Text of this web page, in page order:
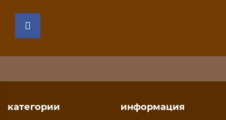
категории информация